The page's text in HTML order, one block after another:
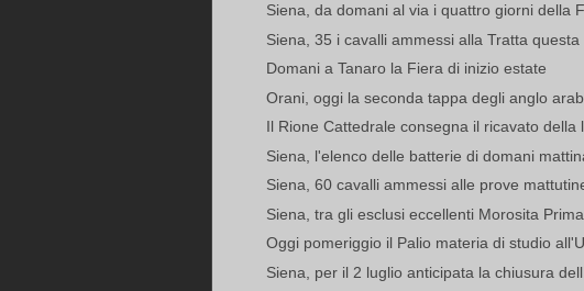
Siena, da domani al via i quattro giorni della
Siena, 35 i cavalli ammessi alla Tratta questa
Domani a Tanaro la Fiera di inizio estate
Orani, oggi la seconda tappa degli anglo
Il Rione Cattedrale consegna il ricavato della
Siena, l'elenco delle batterie di domani
Siena, 60 cavalli ammessi alle prove
Siena, tra gli esclusi eccellenti Morosita Prima
Oggi pomeriggio il Palio materia di studio
Siena, per il 2 luglio anticipata la chiusura